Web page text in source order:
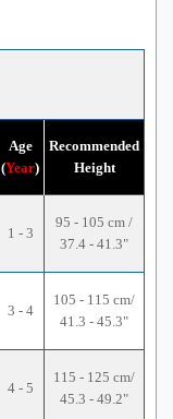
Age
(Year)
Recommended
Height
1 - 3
95 - 105 cm /
37.4 - 41.3"
3 - 4
105 - 115 cm/
41.3 - 45.3"
4 - 5
115 - 125 cm/
45.3 - 49.2"